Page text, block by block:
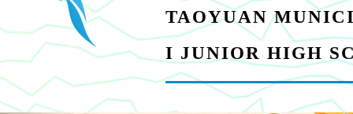
TAOYUAN
I JUNIOR HIGH